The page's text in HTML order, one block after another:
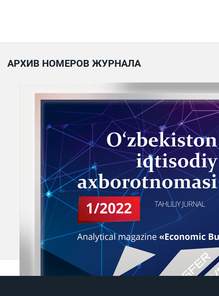
АРХИВ НОМЕРОВ ЖУРНАЛА